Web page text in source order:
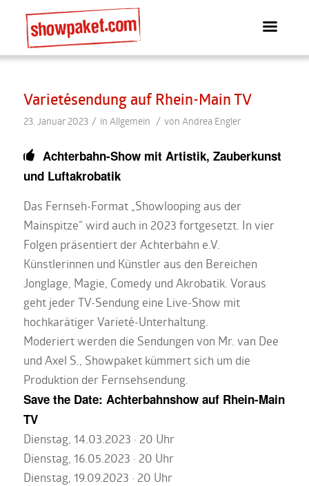
Varietésendung auf Rhein-Main TV
23. Januar 2023 / in Allgemein / von Andrea Engler
Achterbahn-Show mit Artistik, Zauberkunst
und Luftakrobatik
Das Fernseh-Format „Showlooping aus der
Mainspitze“ wird auch in 2023 fortgesetzt. In vier
Folgen präsentiert der Achterbahn e.V.
Künstlerinnen und Künstler aus den Bereichen
Jonglage, Magie, Comedy und Akrobatik. Voraus
geht jeder TV-Sendung eine Live-Show mit
hochkarätiger Varieté-Unterhaltung.
Moderiert werden die Sendungen von Mr. van Dee
und Axel S., Showpaket kümmert sich um die
Produktion der Fernsehsendung.
Save the Date: Achterbahnshow auf Rhein-Main
TV
Dienstag, 14.03.2023 · 20 Uhr
Dienstag, 16.05.2023 · 20 Uhr
Dienstag, 19.09.2023 · 20 Uhr